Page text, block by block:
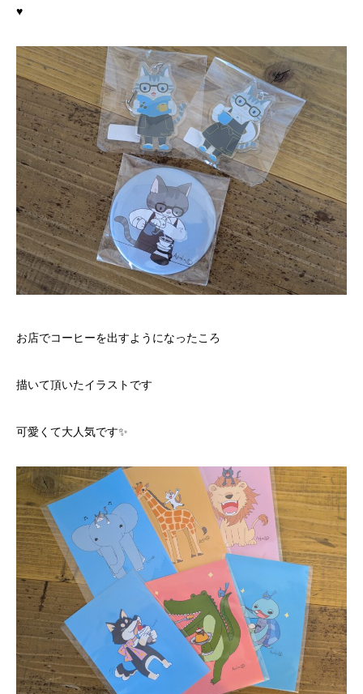
♥
お店でコーヒーを出すようになったころ
描いて頂いたイラストです
可愛くて大人気です✨️